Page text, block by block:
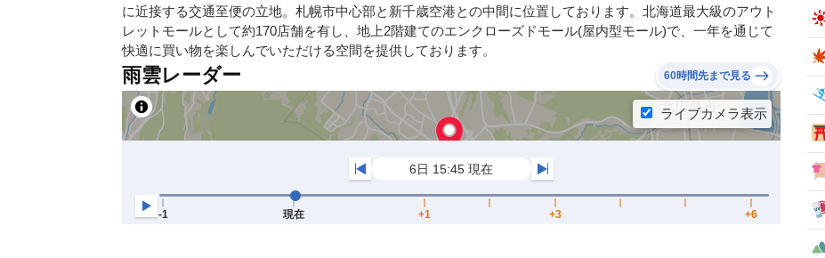
に近接する交通至便の立地。札幌市中心部と新千歳空港との中間に位置しております。北海道最大級のアウト
レットモールとして約170店舗を有し、地上2階建てのエンクローズドモール(屋内型モール)で、一年を通じて
快適に買い物を楽しんでいただける空間を提供しております。
雨雲レーダー 60時間先まで見る